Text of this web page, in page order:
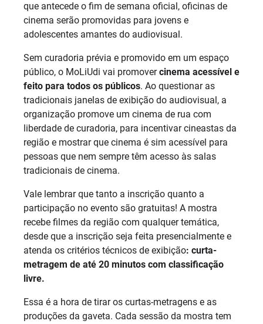
que antecede o fim de semana oficial, oficinas de
cinema serão promovidas para jovens e
adolescentes amantes do audiovisual.
Sem curadoria prévia e promovido em um espaço
público, o MoLiUdi vai promovercinema acessível e
feito para todos os públicos. Ao questionar as
tradicionais janelas de exibição do audiovisual, a
organização promove um cinema de rua com
liberdade de curadoria, para incentivar cineastas da
região e mostrar que cinema é sim acessível para
pessoas que nem sempre têm acesso às salas
tradicionais de cinema.
Vale lembrar que tanto a inscrição quanto a
participação no evento são gratuitas! A mostra
recebe filmes da região com qualquer temática,
desde que a inscrição seja feita presencialmente e
atenda os critérios técnicos de exibição: curta-
metragem de até 20 minutos com classificação
livre.
Essa é a hora de tirar os curtas-metragens e as
produções da gaveta. Cada sessão da mostra tem